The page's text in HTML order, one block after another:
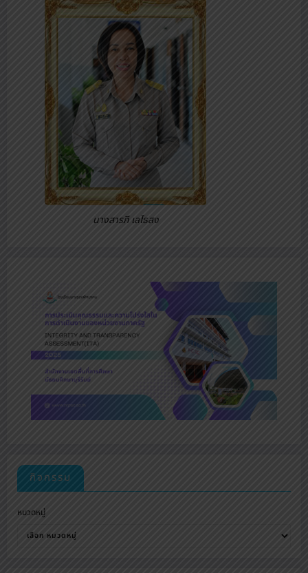
นางสารภี เลไธสง
กิจกรรม
หมวดหมู่